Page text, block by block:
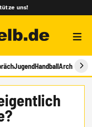
uns!
JugendHandballArchiv